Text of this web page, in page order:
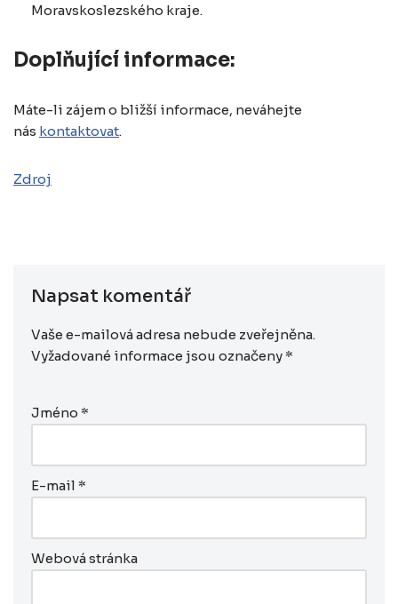
Moravskoslezského kraje.
Doplňující informace:
Máte-li zájem o bližší informace, neváhejte
nás kontaktovat.
Zdroj
Napsat komentář
Vaše e-mailová adresa nebude zveřejněna.
Vyžadované informace jsou označeny *
Jméno *
E-mail *
Webová stránka